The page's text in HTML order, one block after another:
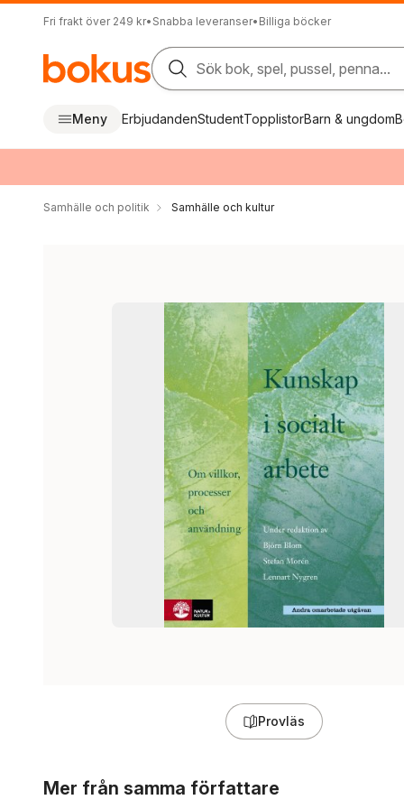
Fri frakt över 249 kr• Snabba leveranser• Billiga böcker
Sök bok, spel, pussel, penna...
Meny ErbjudandenStudentTopplistorBarn & ungdom
Samhälle och politik Samhälle och kultur
Provläs
Mer från samma författare